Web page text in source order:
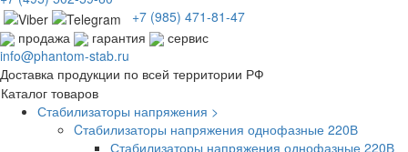
+7 (985) 471-81-47
продажа
гарантия
сервис
info@phantom-stab.ru
Доставка продукции по всей территории РФ
Каталог товаров
Стабилизаторы напряжения >
Cтабилизаторы напряжения однофазные 220В
Стабилизаторы напряжения однофазные 220В